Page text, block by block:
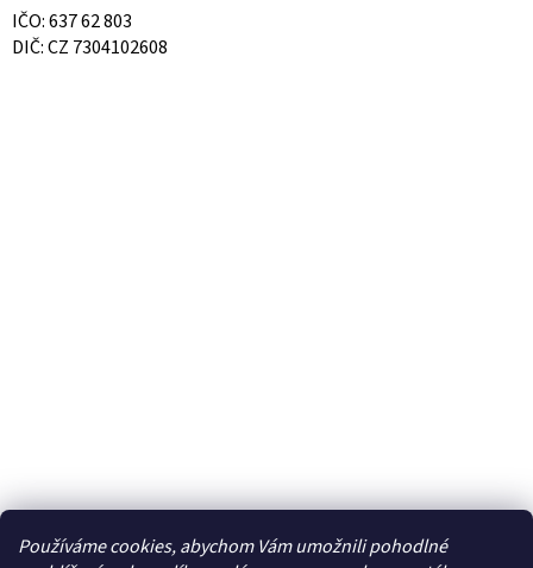
Používáme cookies, abychom Vám umožnili pohodlné
IČO: 637 62 803
DIČ: CZ 7304102608
Facebook